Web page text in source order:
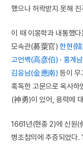
했으나 허락받지 못해
이 때 이몽학과 내통했
모속관(募粟官)한현(
고언백(高彦伯) · 홍계
김응남(金應南) 등이 무
혹독한 고문으로 옥사하
(神勇)이 있어, 용력에
1661년(현종 2)에 신원(
병조참의에 추증되었다